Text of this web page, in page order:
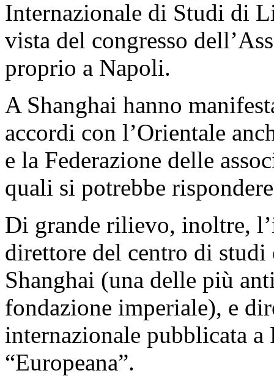
Internazionale di Studi di
vista del congresso
proprio a Napoli.
A Shanghai hanno
accordi con l’Orientale
e la Federazione delle
quali si potrebbe
Di grande rilievo, inoltre,
direttore del centro di studi
Shanghai (una delle più
fondazione imperiale), e
internazionale pubblicata a
“Europeana”.